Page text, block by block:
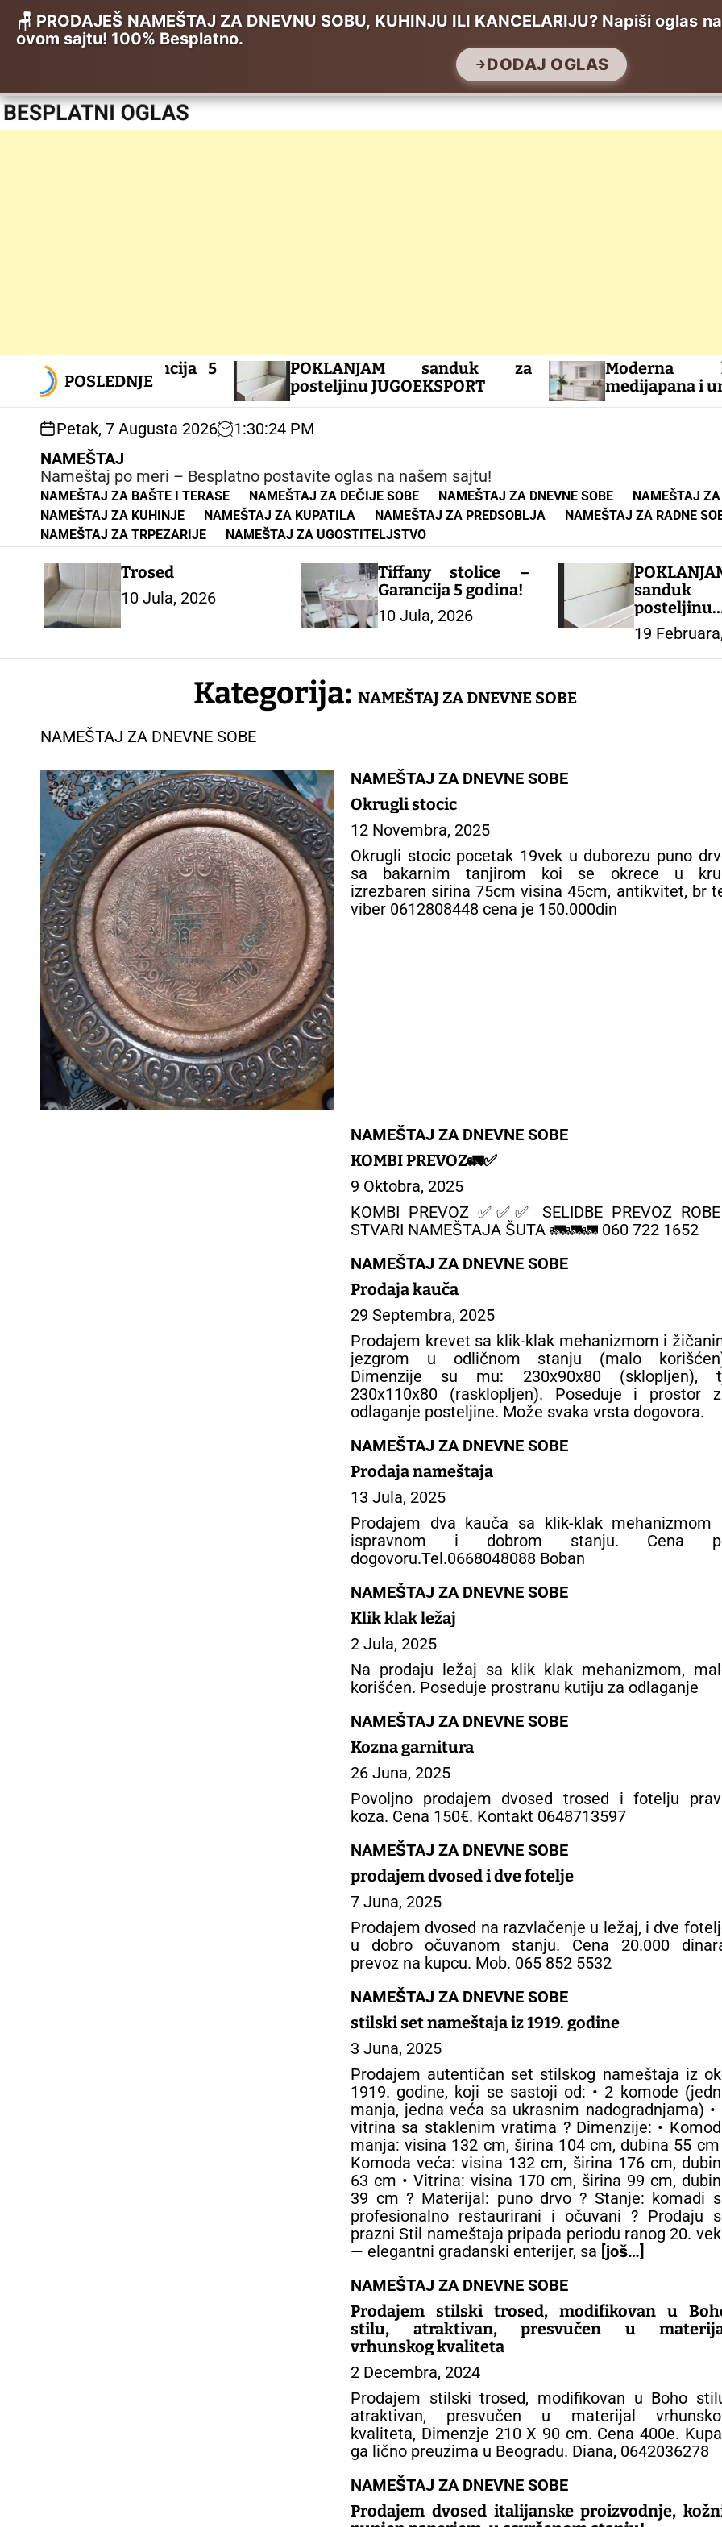
🪑 PRODAJEŠ NAMEŠTAJ ZA DNEVNU SOBU, KUHINJU ILI KANCELARIJU? Napiši oglas
ovom sajtu! 100% Besplatno.
DODAJ OGLAS
POSLEDNJE
– Garancija 5
POKLANJAM sanduk za
posteljinu JUGOEKSPORT
Moderna
medijapana i univera
Petak, 7 Augusta 2026 1:30:25 PM
NAMEŠTAJ
Nameštaj po meri – Besplatno postavite oglas na našem sajtu!
NAMEŠTAJ ZA BAŠTE I TERASE NAMEŠTAJ ZA DEČIJE SOBE NAMEŠTAJ ZA DNEVNE SOBE NAMEŠTAJ ZA
NAMEŠTAJ ZA KUHINJE
NAMEŠTAJ ZA KUPATILA NAMEŠTAJ ZA PREDSOBLJA NAMEŠTAJ ZA RADNE
NAMEŠTAJ ZA TRPEZARIJE
NAMEŠTAJ ZA UGOSTITELJSTVO
Trosed
10 Jula, 2026
Tiffany stolice –
Garancija 5 godina!
10 Jula, 2026
posteljinu
19
Kategorija: NAMEŠTAJ ZA DNEVNE SOBE
NAMEŠTAJ ZA DNEVNE SOBE
NAMEŠTAJ ZA DNEVNE SOBE
Okrugli stocic
12 Novembra, 2025
Okrugli stocic pocetak 19vek u duborezu puno
sa bakarnim tanjirom koi se okrece u
izrezbaren sirina 75cm visina 45cm, antikvitet, br
viber 0612808448 cena je 150.000din
NAMEŠTAJ ZA DNEVNE SOBE
KOMBI PREVOZ🚛✅️
9 Oktobra, 2025
KOMBI PREVOZ ✅️✅️✅️ SELIDBE PREVOZ ROBE
STVARI NAMEŠTAJA ŠUTA 🚛🚛🚛 060 722 1652
NAMEŠTAJ ZA DNEVNE SOBE
Prodaja kauča
29 Septembra, 2025
Prodajem krevet sa klik-klak mehanizmom i
jezgrom u odličnom stanju (malo
Dimenzije su mu: 230x90x80 (sklopljen),
230x110x80 (rasklopljen). Poseduje i prostor
odlaganje posteljine. Može svaka vrsta dogovora.
NAMEŠTAJ ZA DNEVNE SOBE
Prodaja nameštaja
13 Jula, 2025
Prodajem dva kauča sa klik-klak mehanizmom
ispravnom i dobrom stanju. Cena
dogovoru.Tel.0668048088 Boban
NAMEŠTAJ ZA DNEVNE SOBE
Klik klak ležaj
2 Jula, 2025
Na prodaju ležaj sa klik klak mehanizmom,
korišćen. Poseduje prostranu kutiju za odlaganje
NAMEŠTAJ ZA DNEVNE SOBE
Kozna garnitura
26 Juna, 2025
Povoljno prodajem dvosed trosed i fotelju
koza. Cena 150€. Kontakt 0648713597
NAMEŠTAJ ZA DNEVNE SOBE
prodajem dvosed i dve fotelje
7 Juna, 2025
Prodajem dvosed na razvlačenje u ležaj, i dve
u dobro očuvanom stanju. Cena 20.000
prevoz na kupcu. Mob. 065 852 5532
NAMEŠTAJ ZA DNEVNE SOBE
stilski set nameštaja iz 1919. godine
3 Juna, 2025
Prodajem autentičan set stilskog nameštaja iz
1919. godine, koji se sastoji od: • 2 komode
manja, jedna veća sa ukrasnim nadogradnjama) •
vitrina sa staklenim vratima ? Dimenzije: •
manja: visina 132 cm, širina 104 cm, dubina 55 cm
Komoda veća: visina 132 cm, širina 176 cm,
63 cm • Vitrina: visina 170 cm, širina 99 cm,
39 cm ? Materijal: puno drvo ? Stanje: komadi
profesionalno restaurirani i očuvani ? Prodaju
prazni Stil nameštaja pripada periodu ranog 20.
— elegantni građanski enterijer, sa [još…]
NAMEŠTAJ ZA DNEVNE SOBE
Prodajem stilski trosed, modifikovan u
stilu, atraktivan, presvučen u
vrhunskog kvaliteta
2 Decembra, 2024
Prodajem stilski trosed, modifikovan u Boho
atraktivan, presvučen u materijal
kvaliteta, Dimenzje 210 X 90 cm. Cena 400e.
ga lično preuzima u Beogradu. Diana, 0642036278
NAMEŠTAJ ZA DNEVNE SOBE
Prodajem dvosed italijanske proizvodnje,